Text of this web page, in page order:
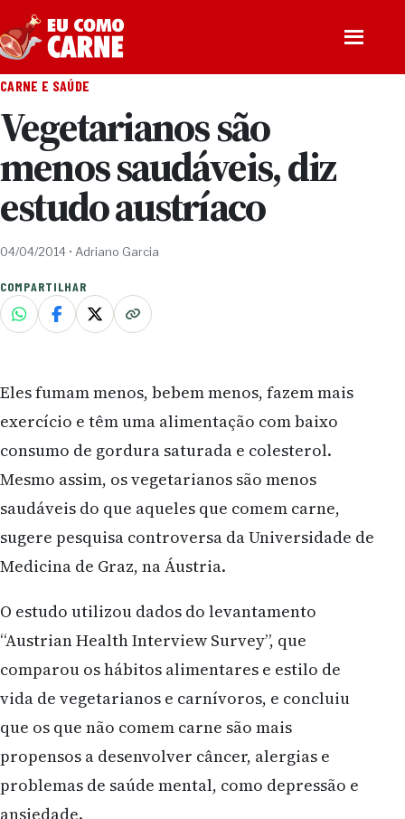
Abrir menu
CARNE E SAÚDE
Vegetarianos são
menos saudáveis, diz
estudo austríaco
04/04/2014 • Adriano Garcia
COMPARTILHAR
Eles fumam menos, bebem menos, fazem mais
exercício e têm uma alimentação com baixo
consumo de gordura saturada e colesterol.
Mesmo assim, os vegetarianos são menos
saudáveis do que aqueles que comem carne,
sugere pesquisa controversa da Universidade de
Medicina de Graz, na Áustria.
O estudo utilizou dados do levantamento
“Austrian Health Interview Survey”, que
comparou os hábitos alimentares e estilo de
vida de vegetarianos e carnívoros, e concluiu
que os que não comem carne são mais
propensos a desenvolver câncer, alergias e
problemas de saúde mental, como depressão e
ansiedade.